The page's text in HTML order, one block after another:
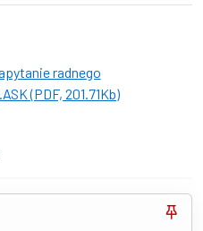
radnego
(PDF, 201.71Kb)